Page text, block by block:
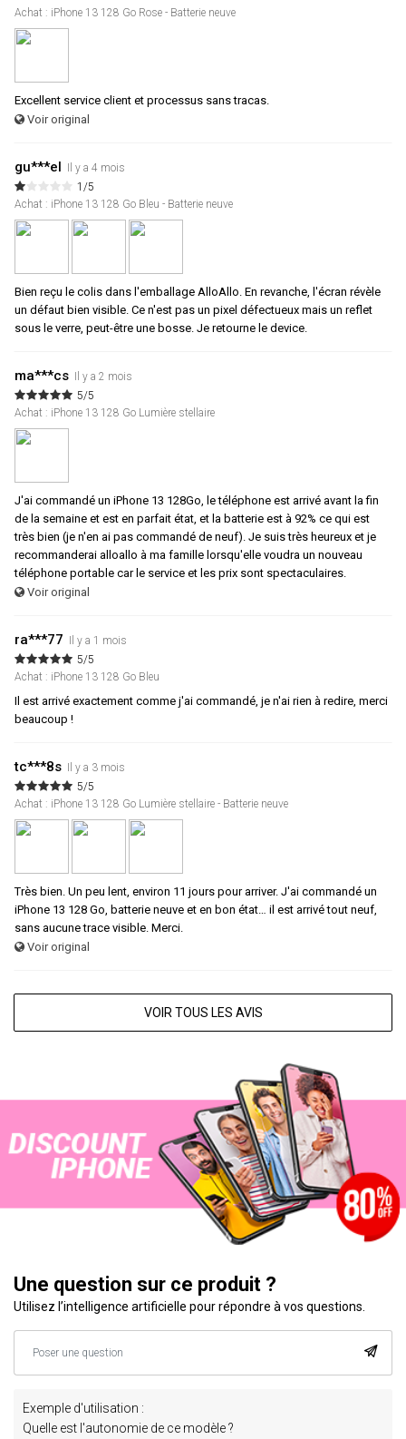
Achat : iPhone 13 128 Go Rose - Batterie neuve
Excellent service client et processus sans tracas.
Voir original
gu***el
Il y a 4 mois
1/5
Achat : iPhone 13 128 Go Bleu - Batterie neuve
Bien reçu le colis dans l'emballage AlloAllo. En revanche, l'écran révèle
un défaut bien visible. Ce n'est pas un pixel défectueux mais un reflet
sous le verre, peut-être une bosse. Je retourne le device.
ma***cs
Il y a 2 mois
5/5
Achat : iPhone 13 128 Go Lumière stellaire
J'ai commandé un iPhone 13 128Go, le téléphone est arrivé avant la fin
de la semaine et est en parfait état, et la batterie est à 92% ce qui est
très bien (je n'en ai pas commandé de neuf). Je suis très heureux et je
recommanderai alloallo à ma famille lorsqu'elle voudra un nouveau
téléphone portable car le service et les prix sont spectaculaires.
Voir original
ra***77
Il y a 1 mois
5/5
Achat : iPhone 13 128 Go Bleu
Il est arrivé exactement comme j'ai commandé, je n'ai rien à redire, merci
beaucoup !
tc***8s
Il y a 3 mois
5/5
Achat : iPhone 13 128 Go Lumière stellaire - Batterie neuve
Très bien. Un peu lent, environ 11 jours pour arriver. J'ai commandé un
iPhone 13 128 Go, batterie neuve et en bon état… il est arrivé tout neuf,
sans aucune trace visible. Merci.
Voir original
VOIR TOUS LES AVIS
Une question sur ce produit ?
Utilisez l’intelligence artificielle pour répondre à vos questions.
Exemple d'utilisation :
Quelle est l'autonomie de ce modèle ?